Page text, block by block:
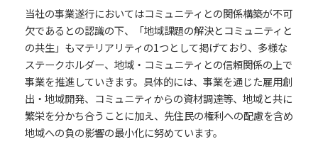
当社の事業遂行においてはコミュニティとの関係構築が不可
欠であるとの認識の下、「地域課題の解決とコミュニティと
の共生」もマテリアリティの1つとして掲げており、多様な
ステークホルダー、地域・コミュニティとの信頼関係の上で
事業を推進していきます。具体的には、事業を通じた雇用創
出・地域開発、コミュニティからの資材調達等、地域と共に
繁栄を分かち合うことに加え、先住民の権利への配慮を含め
地域への負の影響の最小化に努めています。